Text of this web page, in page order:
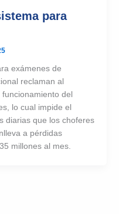
para
exámenes de
reclaman al
del
lo cual impide el
diarias que los choferes
a pérdidas
millones al mes.